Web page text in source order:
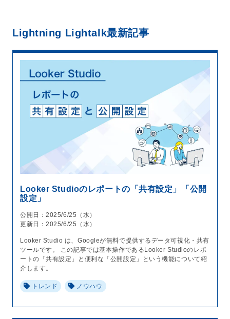
Lightning Lightalk最新記事
Looker Studioのレポートの「共有設定」「公開
設定」
公開日：2025/6/25（水）
更新日：2025/6/25（水）
Looker Studio は、Googleが無料で提供するデータ可視化・共有
ツールです。 この記事では基本操作であるLooker Studioのレポ
ートの「共有設定」と便利な「公開設定」という機能について紹
介します。
トレンド ノウハウ